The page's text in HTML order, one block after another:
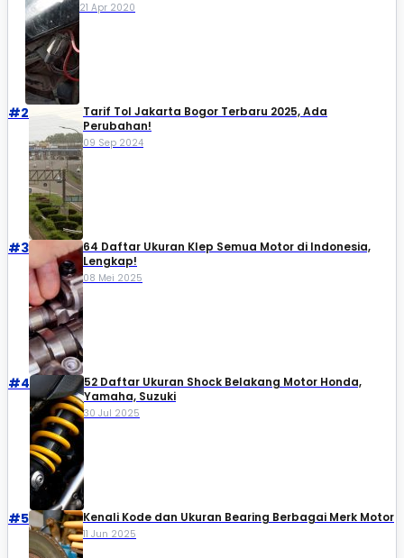
21 Apr 2020
#2
Tarif Tol Jakarta Bogor Terbaru 2025, Ada
Perubahan!
09 Sep 2024
#3
64 Daftar Ukuran Klep Semua Motor di Indonesia,
Lengkap!
08 Mei 2025
#4
52 Daftar Ukuran Shock Belakang Motor Honda,
Yamaha, Suzuki​
30 Jul 2025
#5 Kenali Kode dan Ukuran Bearing Berbagai Merk Motor
11 Jun 2025